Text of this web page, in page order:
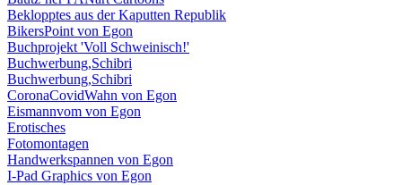
Beklopptes aus der Kaputten Republik
BikersPoint von Egon
Buchprojekt 'Voll Schweinisch!'
Buchwerbung,Schibri
Buchwerbung,Schibri
CoronaCovidWahn von Egon
Eismannvom von Egon
Erotisches
Fotomontagen
Handwerkspannen von Egon
I-Pad Graphics von Egon